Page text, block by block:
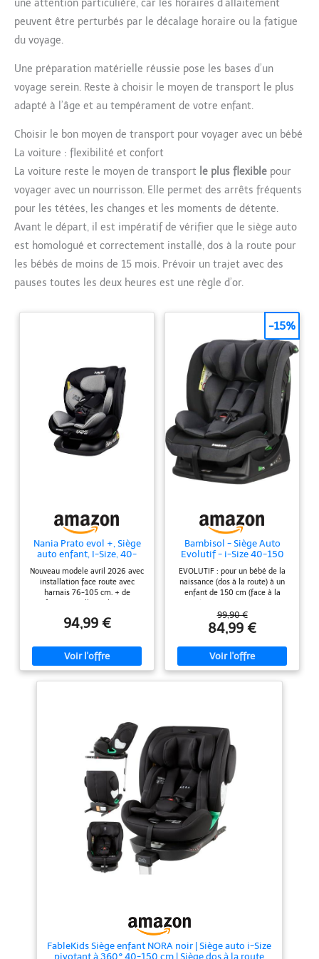
situations du quotidien. Cette
polyvalence en fait le cadeau
idéal pour les jeunes parents qui
seulement un produit, mais aussi
des moments précieux de lien et
de découvertes partagées.
uniformément le poids pour un confort inégalé pour vous et
votre petit. Vivez Chaque Voyage Joyeux : Le Porte-bébé
positions confortables adaptées à chaque besoin de votre bébé.
nouveaux parents. Ne manquez pas cette opportunité d'offrir à
votre bébé le meilleur en matière de confort, de sécurité et de
style.
une attention particulière, car les horaires d’allaitement
peuvent être perturbés par le décalage horaire ou la fatigue
du voyage.
Une préparation matérielle réussie pose les bases d’un
voyage serein. Reste à choisir le moyen de transport le plus
adapté à l’âge et au tempérament de votre enfant.
Choisir le bon moyen de transport pour voyager avec un bébé
La voiture : flexibilité et confort
La voiture reste le moyen de transport le plus flexible pour
voyager avec un nourrisson. Elle permet des arrêts fréquents
pour les tétées, les changes et les moments de détente.
Avant le départ, il est impératif de vérifier que le siège auto
est homologué et correctement installé, dos à la route pour
les bébés de moins de 15 mois. Prévoir un trajet avec des
pauses toutes les deux heures est une règle d’or.
Nania Prato evol +, Siège
auto enfant, I-Size, 40-
150 cm, dos route jusqu'à
105cm, Evolutif naissance
à 12 ans, Fixations
ceinture de sécurité,
de l'Inclinaison.
Nouveau modele avril 2026 avec
installation face route avec
harnais 76-105 cm. + de
confort- Nouvelle couleur Noir-
bébé Nania, qui grandit avec
pour le transport en voiture en
toute sécurité d'enfants de
toutes tailles : de 40 à 150 cm.
enfants R129 et peut être monté
facilement et en toute sécurité
avec le harnais à 3 points. UNE
POSITION PROLONGÉE DOS À LA
ROUTE : Vous permet de garder
votre enfant dos à la route plus
longtemps, comme recommandé
par les experts en sécurité des
enfants - jusqu'à 105 cm.
Installation : Dos route avec
harnais: 40-150 cm Face route
avec harnais : à partir de 76 cm
jusuqu'à 105 cm Face route sans
harnais avec la ceinture
uniquement : 100-150 cm
sur 11 positions et un guide de
enfants de 100 à 150 cm. Doté
d'un insert Lombaire et d'un
94,99 €
Bambisol - Siège Auto
Evolutif - i-Size 40-150
de la naissance à 150 cm
(36 kg) - Convient à toutes
Voitures - ECE129/03 -
Textile Déhoussable
Ajustable - Harnais 5
points
EVOLUTIF : pour un bébé de la
naissance (dos à la route) à un
enfant de 150 cm (face à la
route) CONFORT : 3 positions
d'assise face à la route pour un
meilleur confort PRATIQUE :
Fixation avec ceinture adulte , ne
nécessitant pas de système
intégré ISOFIX sur le véhicule et
convient à toutes les voitures
PROPRE : Parties textile
complètement déhoussable pour
un lavage en machine à 30°C
99,90 €
84,99 €
-15%
FableKids Siège enfant NORA noir | Siège auto i-Size
pivotant à 360° 40-150 cm | Siège dos à la route